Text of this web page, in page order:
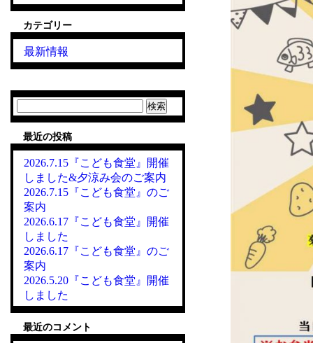
カテゴリー
最新情報
索:
最近の投稿
2026.7.15『こども食堂』開催
しました&夕涼み会のご案内
2026.7.15『こども食堂』のご
案内
2026.6.17『こども食堂』開催
しました
2026.6.17『こども食堂』のご
案内
2026.5.20『こども食堂』開催
しました
最近のコメント